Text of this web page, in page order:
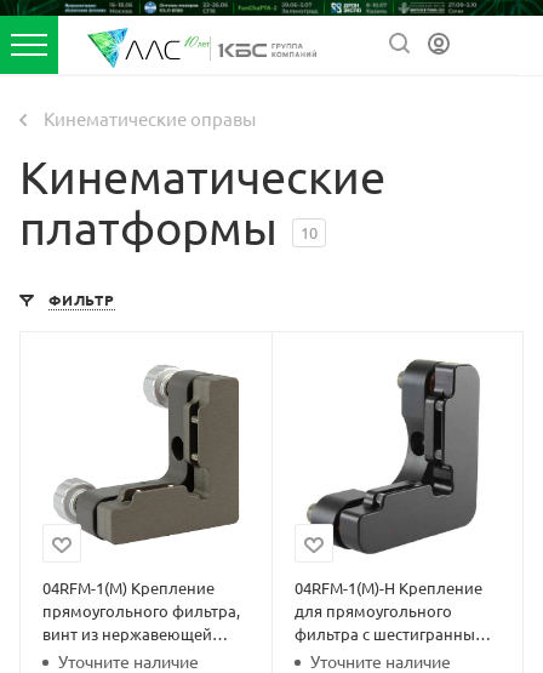
Кинематические оправы
Кинематические
платформы
10
ФИЛЬТР
04RFM-1(M) Крепление
прямоугольного фильтра,
винт из нержавеющей
стали
Уточните наличие
04RFM-1(M)-H Крепление
для прямоугольного
фильтра с шестигранным
винтом
Уточните наличие